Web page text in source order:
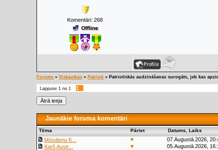
Komentāri: 268
Forums » Viskautkas » Patrioti » Patriotiskās audzināšanas surogāts, jeb kas
Lappuse 1 no 1 1
Jaunākie foruma komentāri
Tēma Pāriet Datums, Laiks
Mūsdienu K... ▼
07.Augustā.2026,
Karš Austr...
▼
05.Augustā.2026,